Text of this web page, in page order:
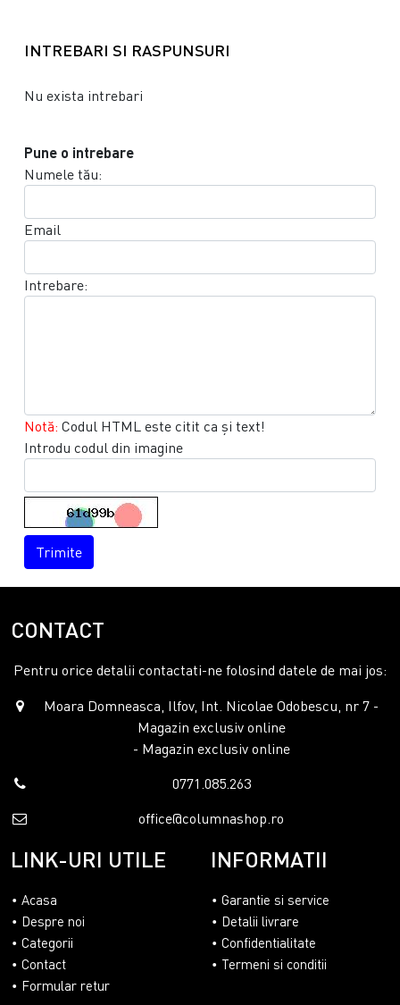
INTREBARI SI RASPUNSURI
Nu exista intrebari
Pune o intrebare
Numele tău:
Email
Intrebare:
Notă: Codul HTML este citit ca şi text!
Introdu codul din imagine
Trimite
CONTACT
Pentru orice detalii contactati-ne folosind datele de mai jos:
Moara Domneasca, Ilfov, Int. Nicolae Odobescu, nr 7 -
Magazin exclusiv online
- Magazin exclusiv online
0771.085.263
office@columnashop.ro
LINK-URI UTILE
Acasa
Despre noi
Categorii
Contact
Formular retur
INFORMATII
Garantie si service
Detalii livrare
Confidentialitate
Termeni si conditii